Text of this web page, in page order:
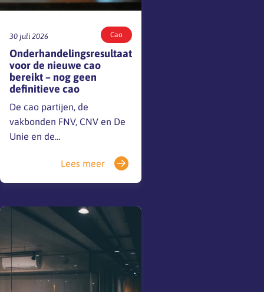
30 juli 2026 Cao
Onderhandelingsresultaat
voor de nieuwe cao
bereikt – nog geen
definitieve cao
De cao partijen, de
vakbonden FNV, CNV en De
Unie en de
BNA, hebben een
onderhandelingsresultaat
Dit
onderhandelingsresultaat
wordt aan hun leden en
achterban voorgelegd. Er is
dus nog geen definitieve cao.
Mocht je vragen hebben
Lees meer